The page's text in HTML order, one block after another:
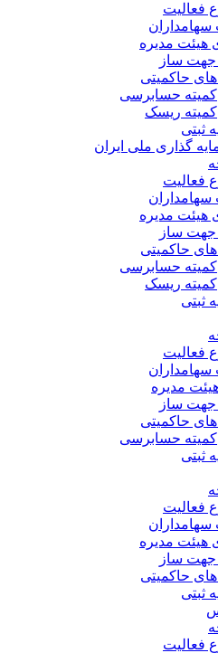
فعالیت
سهامداران
هیئت مدیره
جهت ساز
های حاکمیتی
کمیته حسابرسی
کمیته ریسک
ثبتی
گذاری ملی ایران
فعالیت
سهامداران
هیئت مدیره
جهت ساز
های حاکمیتی
کمیته حسابرسی
کمیته ریسک
ثبتی
فعالیت
سهامداران
مدیره
جهت ساز
های حاکمیتی
کمیته حسابرسی
ثبتی
فعالیت
سهامداران
هیئت مدیره
جهت ساز
های حاکمیتی
ثبتی
فعالیت